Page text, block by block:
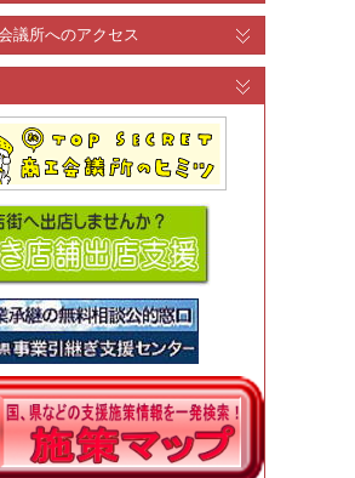
議所へのアクセス